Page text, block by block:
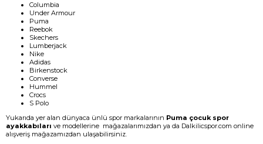
Columbia
Under Armour
Puma
Reebok
Skechers
Lumberjack
Nike
Adidas
Birkenstock
Converse
Hummel
Crocs
S Polo
Yukarıda yer alan dünyaca ünlü spor markalarının Puma çocuk spor
ayakkabıları ve modellerine mağazalarımızdan ya da Dalkilicspor.com online
alışveriş mağazamızdan ulaşabilirsiniz.